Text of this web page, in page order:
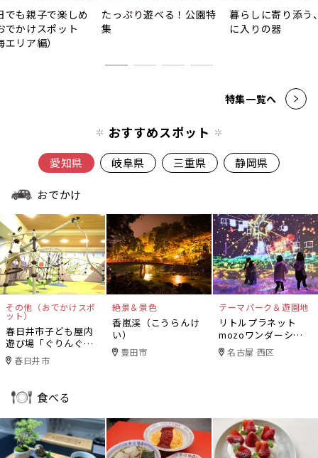
でも親子で楽しめ
でかけスポット
リア編）
たっぷり遊べる！公園特
集
暮らしに寄り添う
に入りの器
特集一覧へ
おすすめスポット
愛知県 岐阜県 三重県 静岡県
おでかけ
その他（おでかけスポ
ット）
春日井市子ども屋内
遊び場「ぐりんぐり
ん」春日井市
絶景＆景色
香嵐渓（こうらんけ
い）
豊田市
テーマパーク＆遊園地
リトルプラネット
mozoワンダーシテ
ィ 名古屋 西区
食べる